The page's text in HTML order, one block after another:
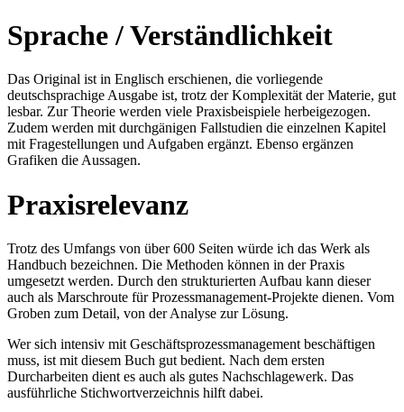
Sprache / Verständlichkeit
Das Original ist in Englisch erschienen, die vorliegende
deutschsprachige Ausgabe ist, trotz der Komplexität der Materie, gut
lesbar. Zur Theorie werden viele Praxisbeispiele herbeigezogen.
Zudem werden mit durchgänigen Fallstudien die einzelnen Kapitel
mit Fragestellungen und Aufgaben ergänzt. Ebenso ergänzen
Grafiken die Aussagen.
Praxisrelevanz
Trotz des Umfangs von über 600 Seiten würde ich das Werk als
Handbuch bezeichnen. Die Methoden können in der Praxis
umgesetzt werden. Durch den strukturierten Aufbau kann dieser
auch als Marschroute für Prozessmanagement-Projekte dienen. Vom
Groben zum Detail, von der Analyse zur Lösung.
Wer sich intensiv mit Geschäftsprozessmanagement beschäftigen
muss, ist mit diesem Buch gut bedient. Nach dem ersten
Durcharbeiten dient es auch als gutes Nachschlagewerk. Das
ausführliche Stichwortverzeichnis hilft dabei.